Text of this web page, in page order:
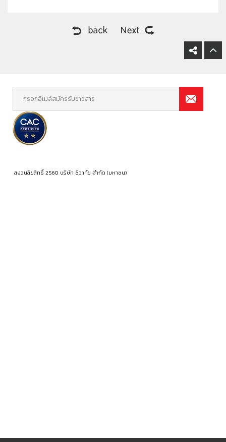
สงวนลิขสิทธิ์ 2560 บริษัท ชีวาทัย จำกัด (มหาชน)